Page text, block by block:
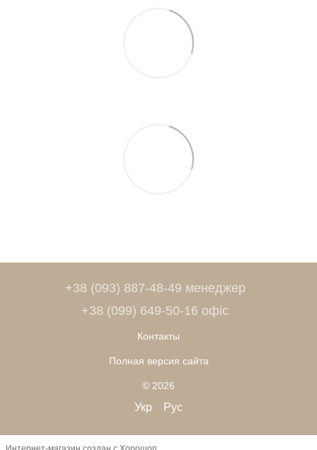
+38 (093) 887-48-49 менеджер
+38 (099) 649-50-16 офіс
Контакты
Полная версия сайта
© 2026
Укр Рус